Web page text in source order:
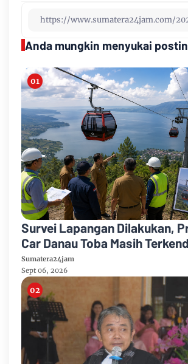
Anda mungkin menyukai
Survei Lapangan Dilakukan,
Car Danau Toba Masih
Pembebasan BPHTB di
Sumatera24jam
Sept 06, 2026